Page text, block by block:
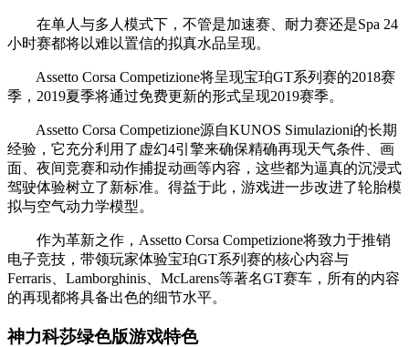
在单人与多人模式下，不管是加速赛、耐力赛还是Spa 24
小时赛都将以难以置信的拟真水品呈现。
Assetto Corsa Competizione将呈现宝珀GT系列赛的2018赛
季，2019夏季将通过免费更新的形式呈现2019赛季。
Assetto Corsa Competizione源自KUNOS Simulazioni的长期
经验，它充分利用了虚幻4引擎来确保精确再现天气条件、画
面、夜间竞赛和动作捕捉动画等内容，这些都为逼真的沉浸式
驾驶体验树立了新标准。得益于此，游戏进一步改进了轮胎模
拟与空气动力学模型。
作为革新之作，Assetto Corsa Competizione将致力于推销
电子竞技，带领玩家体验宝珀GT系列赛的核心内容与
Ferraris、Lamborghinis、McLarens等著名GT赛车，所有的内容
的再现都将具备出色的细节水平。
神力科莎绿色版游戏特色